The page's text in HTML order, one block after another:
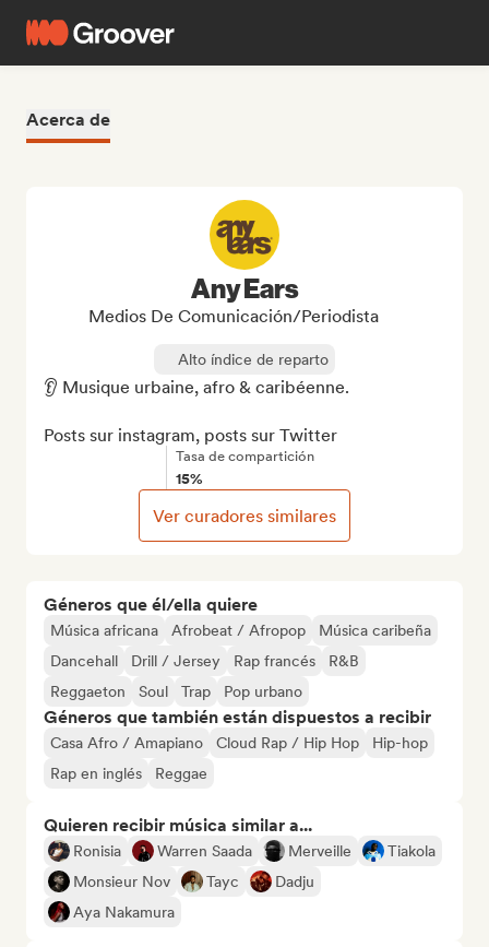
Acerca de
Géneros que él/ella quiere
Música africana Afrobeat / Afropop
Música caribeña
Dancehall
Drill / Jersey Rap francés
R&B
Reggaeton
Soul Trap Pop urbano
Géneros que también están dispuestos a recibir
Casa Afro / Amapiano Cloud Rap / Hip Hop
Hip-hop
Rap en inglés
Reggae
Quieren recibir música similar a...
Ronisia Warren Saada Merveille
Tiakola
Monsieur Nov
Tayc
Dadju
Aya Nakamura
Any Ears
Medios De Comunicación/Periodista
Alto índice de reparto
👂 Musique urbaine, afro & caribéenne.
Posts sur instagram, posts sur Twitter
Tasa de compartición
15%
Ver curadores similares